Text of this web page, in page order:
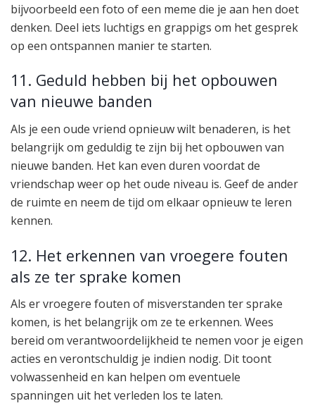
bijvoorbeeld een foto of een meme die je aan hen doet
denken. Deel iets luchtigs en grappigs om het gesprek
op een ontspannen manier te starten.
11. Geduld hebben bij het opbouwen
van nieuwe banden
Als je een oude vriend opnieuw wilt benaderen, is het
belangrijk om geduldig te zijn bij het opbouwen van
nieuwe banden. Het kan even duren voordat de
vriendschap weer op het oude niveau is. Geef de ander
de ruimte en neem de tijd om elkaar opnieuw te leren
kennen.
12. Het erkennen van vroegere fouten
als ze ter sprake komen
Als er vroegere fouten of misverstanden ter sprake
komen, is het belangrijk om ze te erkennen. Wees
bereid om verantwoordelijkheid te nemen voor je eigen
acties en verontschuldig je indien nodig. Dit toont
volwassenheid en kan helpen om eventuele
spanningen uit het verleden los te laten.